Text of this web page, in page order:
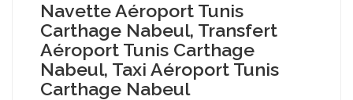
Navette Aéroport Tunis
Carthage Nabeul, Transfert
Aéroport Tunis Carthage
Nabeul, Taxi Aéroport Tunis
Carthage Nabeul